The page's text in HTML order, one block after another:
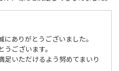
ありがとうございました。
ございます。
足いただけるよう努めてまいり